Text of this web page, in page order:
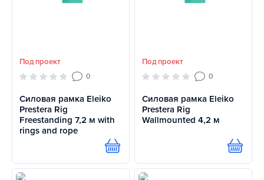
Под проект
0
Силовая рамка Eleiko
Prestera Rig
Freestanding 7,2 м with
rings and rope
Купить
Под проект
0
Силовая рамка Eleiko
Prestera Rig
Wallmounted 4,2 м
Купить